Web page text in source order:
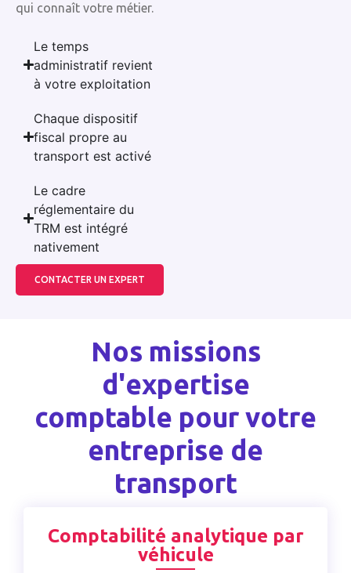
qui connaît votre métier.
Le temps
administratif revient
à votre exploitation
Chaque dispositif
fiscal propre au
transport est activé
Le cadre
réglementaire du
TRM est intégré
nativement
CONTACTER UN EXPERT
Nos missions
d'expertise
comptable pour votre
entreprise de
transport
Comptabilité analytique par
véhicule